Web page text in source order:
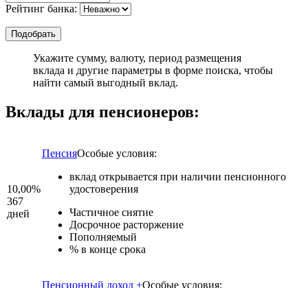
Рейтинг банка:
Укажите сумму, валюту, период размещения
вклада и другие параметры в форме поиска, чтобы
найти самый выгодный вклад.
Вклады для пенсионеров:
10,00%
367
дней
ПенсияОсобые условия:
вклад открывается при наличии пенсионного
удостоверения
Частичное снятие
Досрочное расторжение
Пополняемый
% в конце срока
Пенсионный доход +Особые условия: